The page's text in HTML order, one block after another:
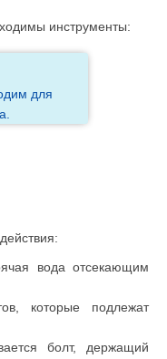
инструменты:
для
вода отсекающим
которые подлежат
болт, держащий